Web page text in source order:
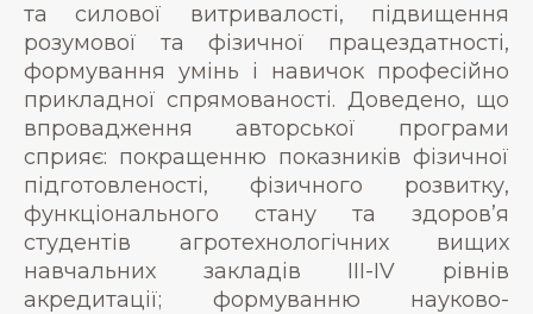
та силової витривалості, підвищення
розумової та фізичної працездатності,
формування умінь і навичок професійно
прикладної спрямованості. Доведено, що
впровадження авторської програми
сприяє: покращенню показників фізичної
підготовленості, фізичного розвитку,
функціонального стану та здоров’я
студентів агротехнологічних вищих
навчальних закладів III-IV рівнів
акредитації; формуванню науково-